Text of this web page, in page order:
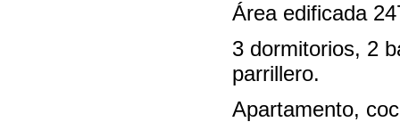
Área edificada
3 dormitorios, 2
parrillero.
Apartamento,